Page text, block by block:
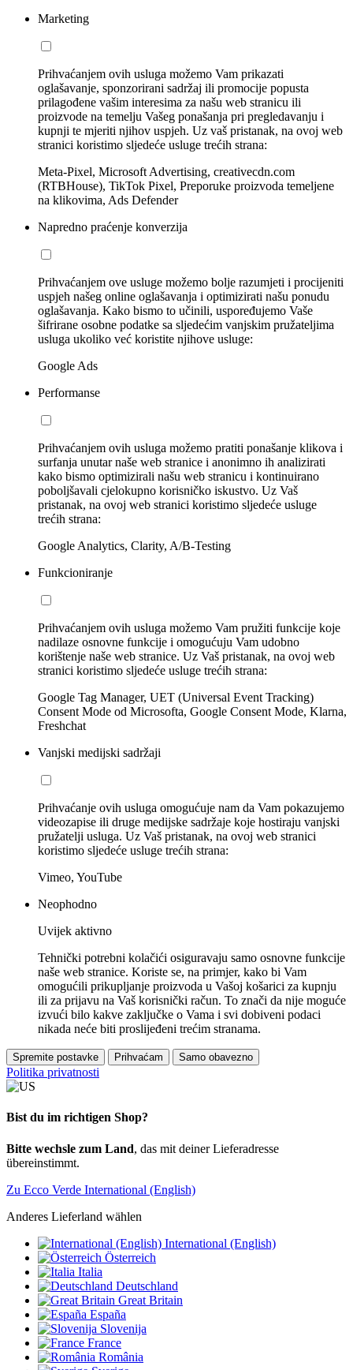
Marketing
Prihvaćanjem ovih usluga možemo Vam prikazati
oglašavanje, sponzorirani sadržaj ili promocije popusta
prilagođene vašim interesima za našu web stranicu ili
proizvode na temelju Vašeg ponašanja pri pregledavanju i
kupnji te mjeriti njihov uspjeh. Uz vaš pristanak, na ovoj web
stranici koristimo sljedeće usluge trećih strana:
Meta-Pixel, Microsoft Advertising, creativecdn.com
(RTBHouse), TikTok Pixel, Preporuke proizvoda temeljene
na klikovima, Ads Defender
Napredno praćenje konverzija
Prihvaćanjem ove usluge možemo bolje razumjeti i procijeniti
uspjeh našeg online oglašavanja i optimizirati našu ponudu
oglašavanja. Kako bismo to učinili, uspoređujemo Vaše
šifrirane osobne podatke sa sljedećim vanjskim pružateljima
usluga ukoliko već koristite njihove usluge:
Google Ads
Performanse
Prihvaćanjem ovih usluga možemo pratiti ponašanje klikova i
surfanja unutar naše web stranice i anonimno ih analizirati
kako bismo optimizirali našu web stranicu i kontinuirano
poboljšavali cjelokupno korisničko iskustvo. Uz Vaš
pristanak, na ovoj web stranici koristimo sljedeće usluge
trećih strana:
Google Analytics, Clarity, A/B-Testing
Funkcioniranje
Prihvaćanjem ovih usluga možemo Vam pružiti funkcije koje
nadilaze osnovne funkcije i omogućuju Vam udobno
korištenje naše web stranice. Uz Vaš pristanak, na ovoj web
stranici koristimo sljedeće usluge trećih strana:
Google Tag Manager, UET (Universal Event Tracking)
Consent Mode od Microsofta, Google Consent Mode, Klarna,
Freshchat
Vanjski medijski sadržaji
Prihvaćanje ovih usluga omogućuje nam da Vam pokazujemo
videozapise ili druge medijske sadržaje koje hostiraju vanjski
pružatelji usluga. Uz Vaš pristanak, na ovoj web stranici
koristimo sljedeće usluge trećih strana:
Vimeo, YouTube
Neophodno
Uvijek aktivno
Tehnički potrebni kolačići osiguravaju samo osnovne funkcije
naše web stranice. Koriste se, na primjer, kako bi Vam
omogućili prikupljanje proizvoda u Vašoj košarici za kupnju
ili za prijavu na Vaš korisnički račun. To znači da nije moguće
izvući bilo kakve zaključke o Vama i svi dobiveni podaci
nikada neće biti proslijeđeni trećim stranama.
Spremite postavke Prihvaćam Samo obavezno
Politika privatnosti
Bist du im richtigen Shop?
Bitte wechsle zum Land, das mit deiner Lieferadresse
übereinstimmt.
Zu Ecco Verde International (English)
Anderes Lieferland wählen
International (English)
Österreich
Italia
Deutschland
Great Britain
España
Slovenija
France
România